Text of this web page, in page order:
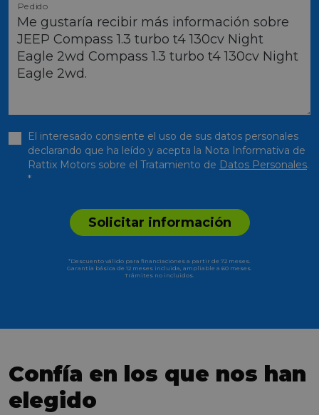
Pedido
El interesado consiente el uso de sus datos personales
declarando que ha leído y acepta la Nota Informativa de
Rattix Motors sobre el Tratamiento de Datos Personales.
*
Solicitar información
*Descuento válido para financiaciones a partir de 72 meses.
Garantía básica de 12 meses incluida, ampliable a 60 meses.
Trámites no incluidos.
Confía en los que nos han
elegido